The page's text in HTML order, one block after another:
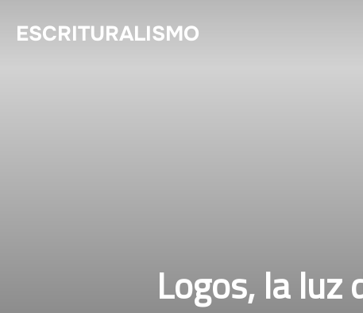
ESCRITURALISMO
Logos, la luz